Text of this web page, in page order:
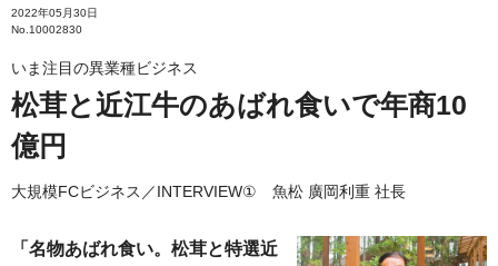
2022年05月30日
No.10002830
いま注目の異業種ビジネス
松茸と近江牛のあばれ食いで年商10
億円
大規模FCビジネス／INTERVIEW① 魚松 廣岡利重 社長
「名物あばれ食い。松茸と特選近